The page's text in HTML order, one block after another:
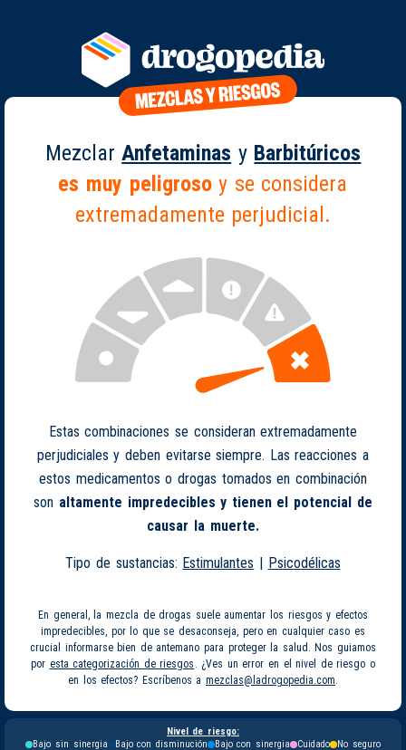
MezclarAnfetaminas y Barbitúricos
es muy peligrosoy se considera
extremadamente perjudicial.
Estas combinaciones se consideran extremadamente
perjudiciales y deben evitarse siempre. Las reacciones a
estos medicamentos o drogas tomados en combinación
son altamente impredecibles y tienen el potencial de
causar la muerte.
Tipo de sustancias: Estimulantes | Psicodélicas
En general, la mezcla de drogas suele aumentar los riesgos y efectos
impredecibles, por lo que se desaconseja, pero en cualquier caso es
crucial informarse bien de antemano para proteger la salud. Nos guiamos
por esta categorización de riesgos . ¿Ves un error en el nivel de riesgo o
en los efectos? Escríbenos a mezclas@ladrogopedia.com.
Nivel de riesgo:
Bajo sin sinergia
Bajo con disminución Bajo con sinergia Cuidado
No seguro